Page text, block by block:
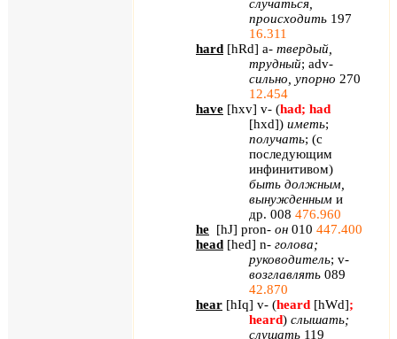
случаться,
происходить 197
16.311
hard [hRd] a- твердый,
трудный; adv-
сильно, упорно 270
12.454
have [hxv] v- (had; had
[hxd]) иметь;
получать; (с
последующим
инфинитивом)
быть должным,
вынужденным и
др. 008 476.960
he [hJ] pron- он 010 447.400
head [hed] n- голова;
руководитель; v-
возглавлять 089
42.870
hear [hIq] v- (heard [hWd];
heard) слышать;
слушать 119